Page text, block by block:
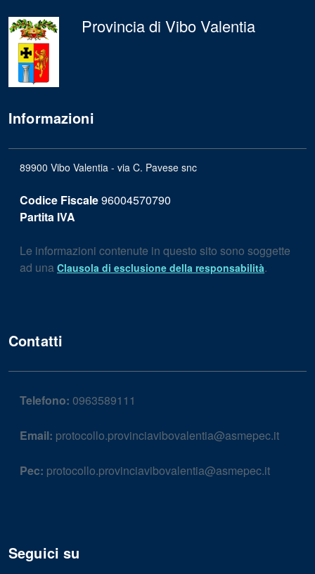
Provincia di Vibo Valentia
Informazioni
89900 Vibo Valentia - via C. Pavese snc
Codice Fiscale96004570790
Partita IVA
Le informazioni contenute in questo sito sono soggette
ad una Clausola di esclusione della responsabilità.
Contatti
Telefono: 0963589111
Email: protocollo.provinciavibovalentia@asmepec.it
Pec: protocollo.provinciavibovalentia@asmepec.it
Seguici su